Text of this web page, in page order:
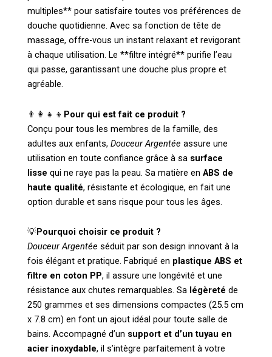
multiples** pour satisfaire toutes vos préférences de
douche quotidienne. Avec sa fonction de tête de
massage, offre-vous un instant relaxant et revigorant
à chaque utilisation. Le **filtre intégré** purifie l’eau
qui passe, garantissant une douche plus propre et
agréable.
👨‍👩‍👧‍👦 Pour qui est fait ce produit ?
Conçu pour tous les membres de la famille, des
adultes aux enfants, Douceur Argentée assure une
utilisation en toute confiance grâce à sa surface
lisse qui ne raye pas la peau. Sa matière en ABS de
haute qualité, résistante et écologique, en fait une
option durable et sans risque pour tous les âges.
💡Pourquoi choisir ce produit ?
Douceur Argentée séduit par son design innovant à la
fois élégant et pratique. Fabriqué en plastique ABS et
filtre en coton PP, il assure une longévité et une
résistance aux chutes remarquables. Sa légèreté de
250 grammes et ses dimensions compactes (25.5 cm
x 7.8 cm) en font un ajout idéal pour toute salle de
bains. Accompagné d’un support et d’un tuyau en
acier inoxydable, il s’intègre parfaitement à votre